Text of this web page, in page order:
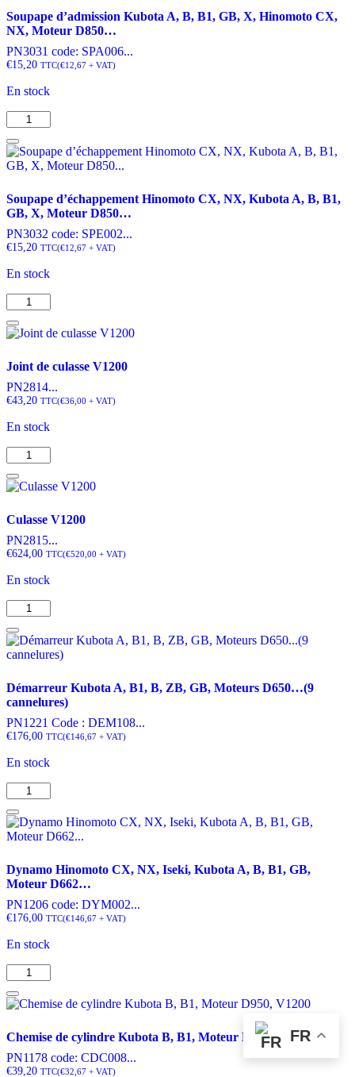
B,
ZB,
B1,
L,
L1,
Moteurs
Soupape d’admission Kubota A, B, B1, GB, X, Hinomoto CX,
NX, Moteur D850…
PN3031 code: SPA006...
€15,20 TTC(€12,67 + VAT)
En stock
quantité
de
Soupape
d’admission
Kubota
B,
B1,
GB,
X,
CX,
Moteur
Soupape d’échappement Hinomoto CX, NX, Kubota A, B, B1,
GB, X, Moteur D850…
PN3032 code: SPE002...
€15,20 TTC(€12,67 + VAT)
En stock
quantité
de
Soupape
d’échappement
CX,
NX,
Kubota
B,
X,
Moteur
Joint de culasse V1200
PN2814...
€43,20 TTC(€36,00 + VAT)
En stock
quantité
de
Joint
de
V1200
Culasse V1200
PN2815...
€624,00 TTC(€520,00 + VAT)
En stock
quantité
de
Culasse
V1200
Démarreur Kubota A, B1, B, ZB, GB, Moteurs D650…(9
cannelures)
PN1221 Code : DEM108...
€176,00 TTC(€146,67 + VAT)
En stock
quantité
de
Démarreur
Kubota
B,
ZB,
GB,
Moteurs
(9
Dynamo Hinomoto CX, NX, Iseki, Kubota A, B, B1, GB,
Moteur D662…
PN1206 code: DYM002...
€176,00 TTC(€146,67 + VAT)
En stock
quantité
de
Dynamo
Hinomoto
NX,
Iseki,
Kubota
Chemise de cylindre Kubota B, B1, Moteur D950, V1200
PN1178 code: CDC008...
€39,20 TTC(€32,67 + VAT)
FR